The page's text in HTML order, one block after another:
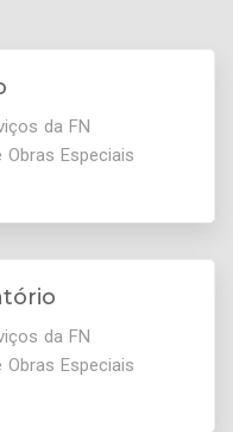
da FN
Especiais
da FN
Especiais